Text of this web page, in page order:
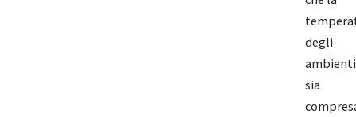
degli
ambienti
sia